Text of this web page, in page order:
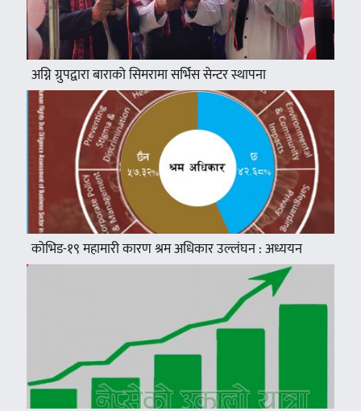
अग्नि ग्रुपद्वारा बाराको सिमरामा सर्भिस सेन्टर स्थापना
कोभिड-१९ महामारी कारण श्रम अधिकार उल्लंघन : अध्ययन